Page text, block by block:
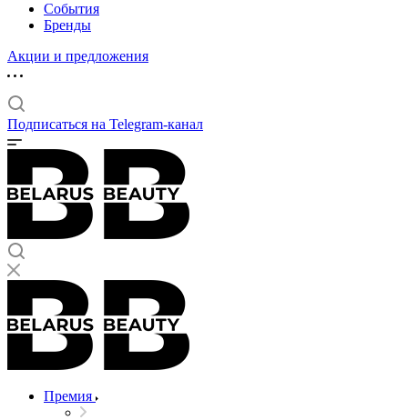
События
Бренды
Акции и предложения
Подписаться на Telegram-канал
Премия